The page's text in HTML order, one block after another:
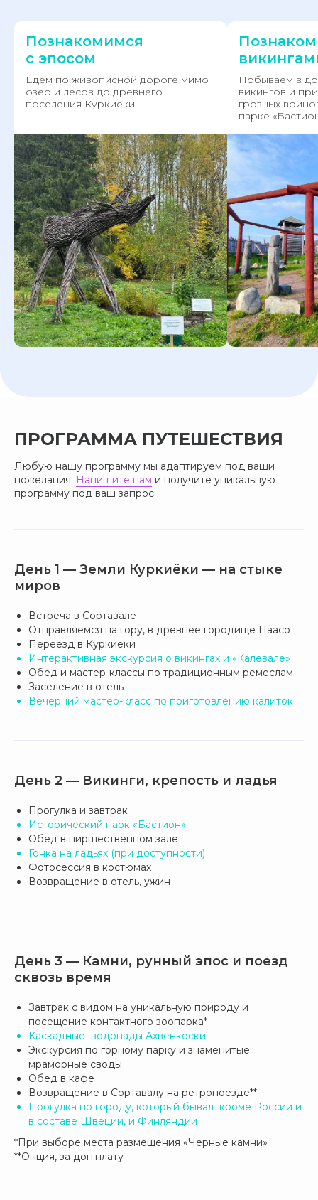
Познакомимся
с эпосом
Едем по живописной дороге мимо
озер и лесов до древнего
поселения Куркиеки
Побываем в
викингов и
грозных
парке
ПРОГРАММА ПУТЕШЕСТВИЯ
Любую нашу программу мы адаптируем под ваши
пожелания. Напишите нам и получите уникальную
программу под ваш запрос.
День 1 — Земли Куркиёки — на стыке
миров
Встреча в Сортавале
Отправляемся на гору, в древнее городище Паасо
Переезд в Куркиеки
Интерактивная экскурсия о викингах и «Калевале»
Обед и мастер-классы по традиционным ремеслам
Заселение в отель
Вечерний мастер-класс по приготовлению калиток
День 2 — Викинги, крепость и ладья
Прогулка и завтрак
Исторический парк «Бастион»
Обед в пиршественном зале
Гонка на ладьях (при доступности)
Фотосессия в костюмах
Возвращение в отель, ужин
День 3 — Камни, рунный эпос и поезд
сквозь время
Завтрак с видом на уникальную природу и
посещение контактного зоопарка*
Каскадные водопады Ахвенкоски
Экскурсия по горному парку и знаменитые
мраморные своды
Обед в кафе
Возвращение в Сортавалу на ретропоезде**
Прогулка по городу, который бывал кроме России и
в составе Швеции, и Финляндии
*При выборе места размещения «Черные камни»
**Опция, за доп.плату